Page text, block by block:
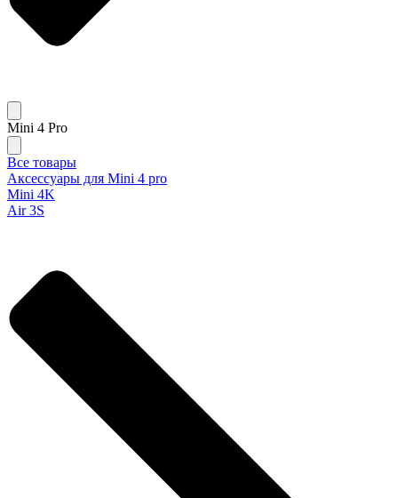
Mini 4 Pro
Все товары
Аксессуары для Mini 4 pro
Mini 4K
Air 3S